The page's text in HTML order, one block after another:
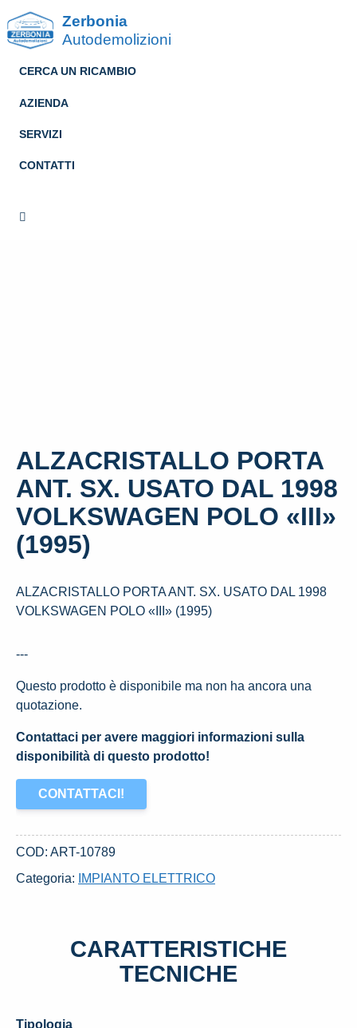
Zerbonia
Autodemolizioni
CERCA UN RICAMBIO
AZIENDA
SERVIZI
CONTATTI
ALZACRISTALLO PORTA
ANT. SX. USATO DAL 1998
VOLKSWAGEN POLO «III»
(1995)
ALZACRISTALLO PORTA ANT. SX. USATO DAL 1998
VOLKSWAGEN POLO «III» (1995)
---
Questo prodotto è disponibile ma non ha ancora una
quotazione.
Contattaci per avere maggiori informazioni sulla
disponibilità di questo prodotto!
CONTATTACI!
COD: ART-10789
Categoria:
IMPIANTO ELETTRICO
CARATTERISTICHE
TECNICHE
Tipologia